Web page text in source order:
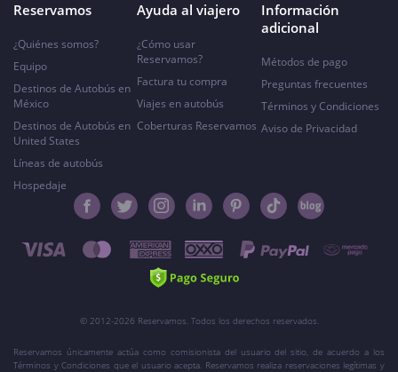
Reservamos
¿Quiénes somos?
Equipo
Destinos de Autobús en
México
Destinos de Autobús en
United States
Líneas de autobús
Hospedaje
Ayuda al viajero
¿Cómo usar
Reservamos?
Factura tu compra
Viajes en autobús
Coberturas Reservamos
Información
adicional
Métodos de pago
Preguntas frecuentes
Términos y Condiciones
Aviso de Privacidad
© 2012-2026 Reservamos. Todos los derechos reservados.
Reservamos únicamente actúa como comisionista del usuario del sitio, de acuerdo a los
Términos y Condiciones que el usuario acepta. Reservamos realiza reservaciones legítimas y